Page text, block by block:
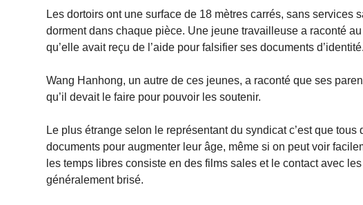
Les dortoirs ont une surface de 18 mètres carrés, sans services
dorment dans chaque pièce. Une jeune travailleuse a raconté
qu’elle avait reçu de l’aide pour falsifier ses documents d’identité.
Wang Hanhong, un autre de ces jeunes, a raconté que ses
qu’il devait le faire pour pouvoir les soutenir.
Le plus étrange selon le représentant du syndicat c’est que
documents pour augmenter leur âge, même si on peut voir
les temps libres consiste en des films sales et le contact avec
généralement brisé.